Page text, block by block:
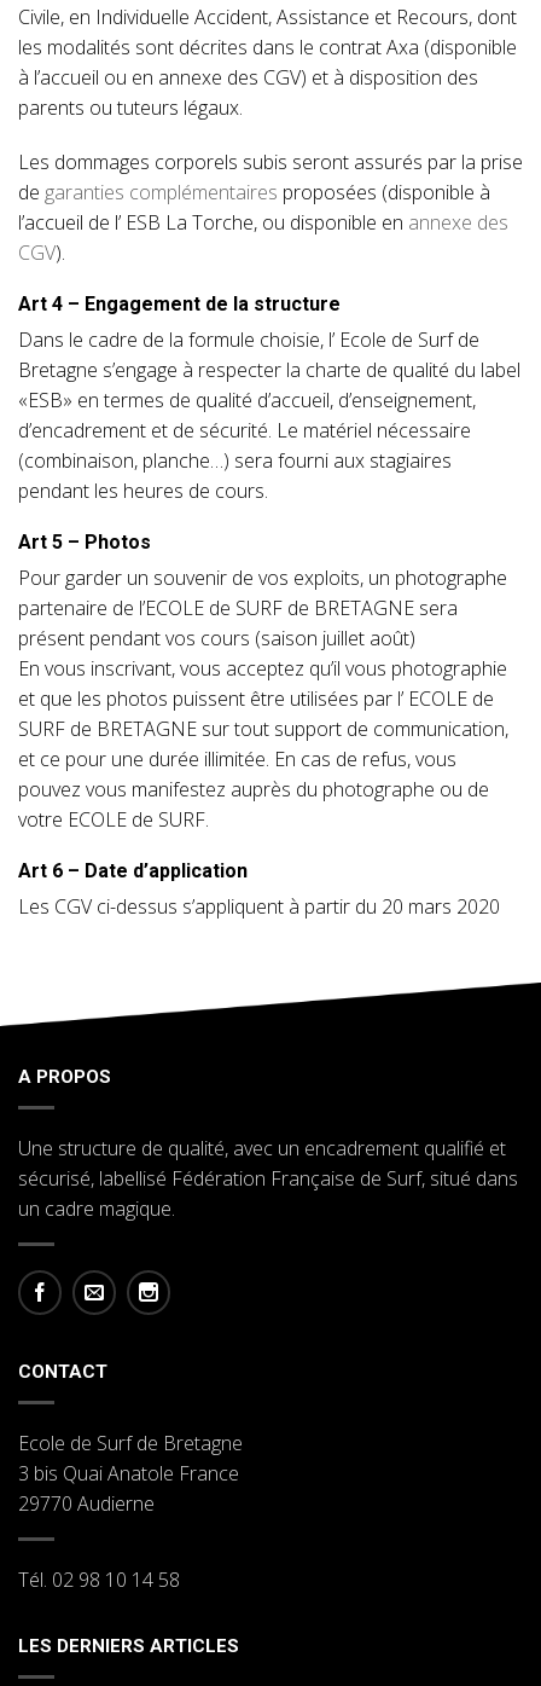
Civile, en Individuelle Accident, Assistance et Recours, dont
les modalités sont décrites dans le contrat Axa (disponible
à l’accueil ou en annexe des CGV) et à disposition des
parents ou tuteurs légaux.
Les dommages corporels subis seront assurés par la prise
de garanties complémentaires proposées (disponible à
l’accueil de l’ ESB La Torche, ou disponible en annexe des
CGV).
Art 4 – Engagement de la structure
Dans le cadre de la formule choisie, l’ Ecole de Surf de
Bretagne s’engage à respecter la charte de qualité du label
«ESB» en termes de qualité d’accueil, d’enseignement,
d’encadrement et de sécurité. Le matériel nécessaire
(combinaison, planche…) sera fourni aux stagiaires
pendant les heures de cours.
Art 5 – Photos
Pour garder un souvenir de vos exploits, un photographe
partenaire de l’ECOLE de SURF de BRETAGNE sera
présent pendant vos cours (saison juillet août)
En vous inscrivant, vous acceptez qu’il vous photographie
et que les photos puissent être utilisées par l’ ECOLE de
SURF de BRETAGNE sur tout support de communication,
et ce pour une durée illimitée. En cas de refus, vous
pouvez vous manifestez auprès du photographe ou de
votre ECOLE de SURF.
Art 6 – Date d’application
Les CGV ci-dessus s’appliquent à partir du 20 mars 2020
A PROPOS
Une structure de qualité, avec un encadrement qualifié et
sécurisé, labellisé Fédération Française de Surf, situé dans
un cadre magique.
CONTACT
Ecole de Surf de Bretagne
3 bis Quai Anatole France
29770 Audierne
Tél. 02 98 10 14 58
LES DERNIERS ARTICLES